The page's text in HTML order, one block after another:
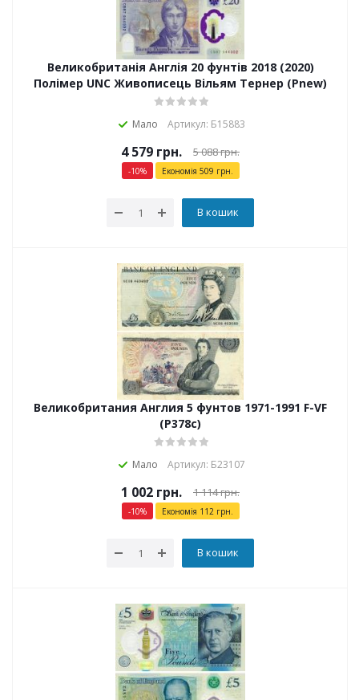
Великобританія Англія 20 фунтів 2018 (2020)
Полімер UNC Живописець Вільям Тернер (Pnew)
Мало Артикул: Б15883
4 579 грн. 5 088грн.
-10% Економія 509 грн.
В кошик
Великобритания Англия 5 фунтов 1971-1991 F-VF
(P378c)
Мало Артикул: Б23107
1 002 грн. 1 114грн.
-10% Економія 112грн.
В кошик